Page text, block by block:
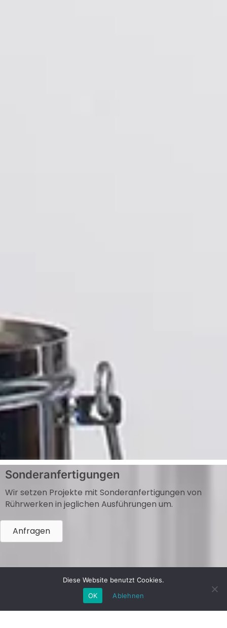
Sonderanfertigungen
Wir setzen Projekte mit Sonderanfertigungen von
Rührwerken in jeglichen Ausführungen um.
Anfragen
Diese Website benutzt Cookies.
OK
Ablehnen